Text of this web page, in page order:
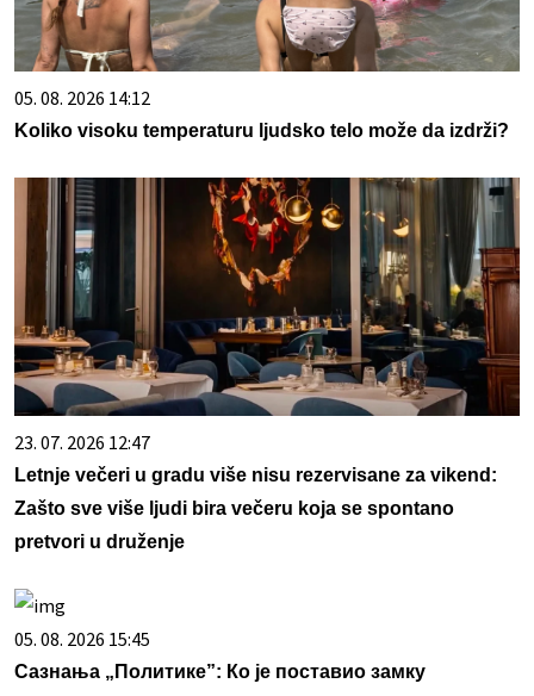
05. 08. 2026 14:12
Koliko visoku temperaturu ljudsko telo može da izdrži?
23. 07. 2026 12:47
Letnje večeri u gradu više nisu rezervisane za vikend:
Zašto sve više ljudi bira večeru koja se spontano
pretvori u druženje
05. 08. 2026 15:45
Сазнања „Политике”: Ко је поставио замку